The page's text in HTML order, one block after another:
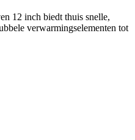
12 inch biedt thuis snelle,
verwarmingselementen tot